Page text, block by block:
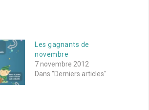
Les gagnants de
novembre
7 novembre 2012
Dans "Derniers articles"